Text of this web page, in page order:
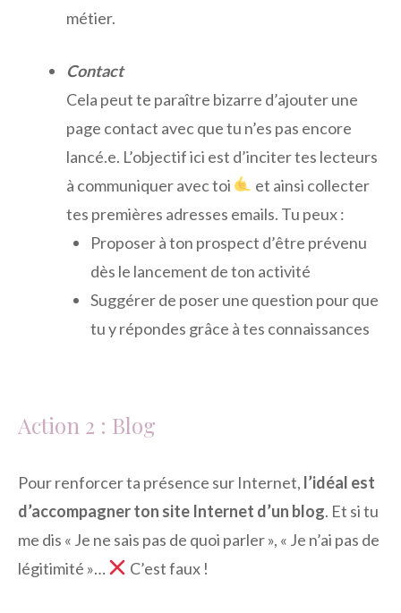
métier.
Contact
Cela peut te paraître bizarre d’ajouter une
page contact avec que tu n’es pas encore
lancé.e. L’objectif ici est d’inciter tes lecteurs
à communiquer avec toi
et ainsi collecter
tes premières adresses emails. Tu peux :
Proposer à ton prospect d’être prévenu
dès le lancement de ton activité
Suggérer de poser une question pour que
tu y répondes grâce à tes connaissances
Action 2 : Blog
Pour renforcer ta présence sur Internet, l’idéal est
d’accompagner ton site Internet d’un blog. Et si tu
me dis « Je ne sais pas de quoi parler », « Je n’ai pas de
légitimité »…
C’est faux !